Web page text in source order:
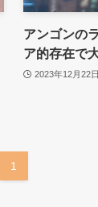
アンゴンの
ア的存在で
2023年12月22日
1